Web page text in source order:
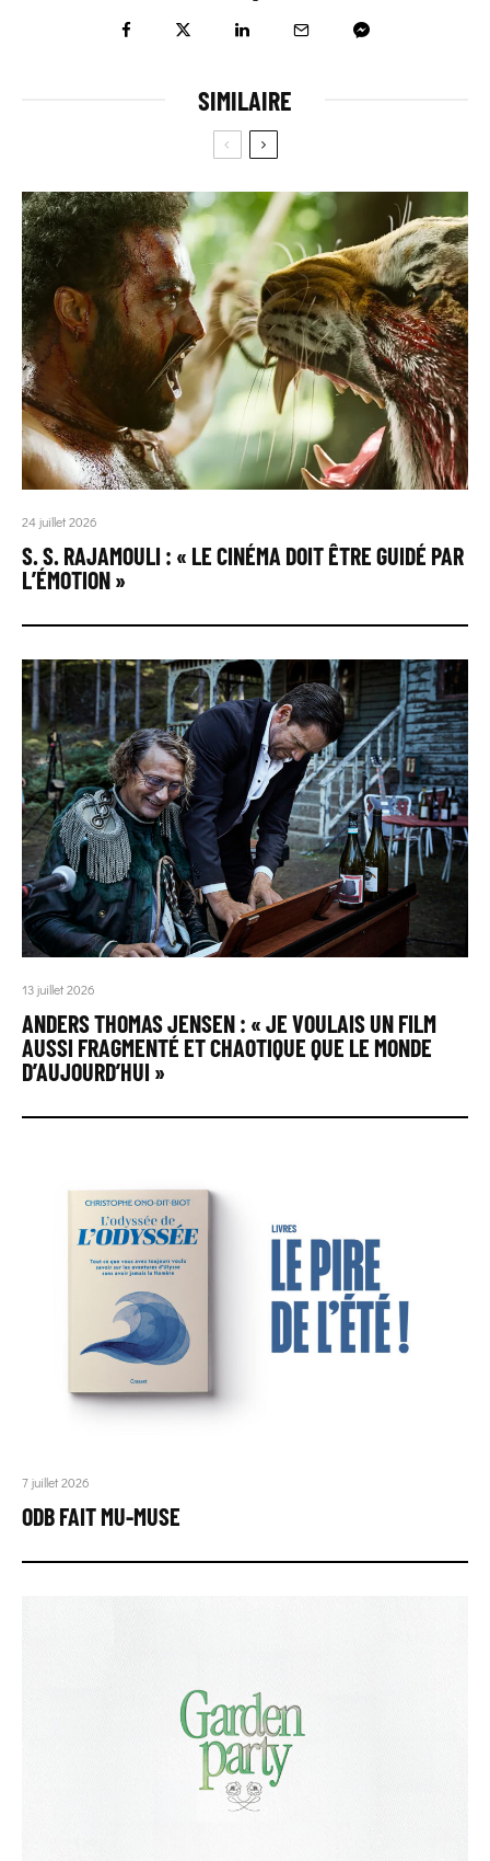
SIMILAIRE
24 juillet 2026
S. S. RAJAMOULI : « LE CINÉMA DOIT ÊTRE GUIDÉ PAR
L’ÉMOTION »
13 juillet 2026
ANDERS THOMAS JENSEN : « JE VOULAIS UN FILM
AUSSI FRAGMENTÉ ET CHAOTIQUE QUE LE MONDE
D’AUJOURD’HUI »
7 juillet 2026
ODB FAIT MU-MUSE